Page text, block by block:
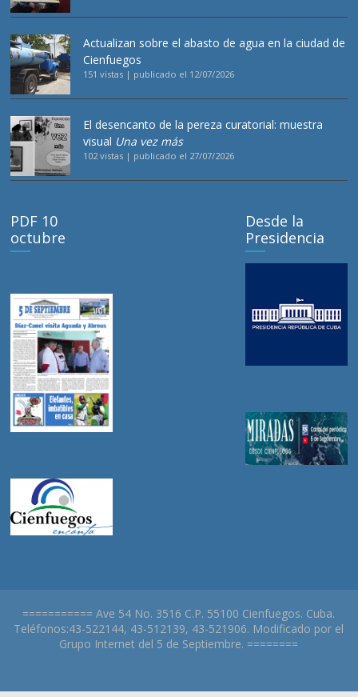
Actualizan sobre el abasto de agua en la ciudad de
Cienfuegos
151 vistas | publicado el 12/07/2026
El desencanto de la pereza curatorial: muestra
visual Una vez más
102 vistas | publicado el 27/07/2026
PDF 10
octubre
Desde la
Presidencia
=========== Ave 54 No. 3516 C.P. 55100 Cienfuegos. Cuba.
Teléfonos:43-522144, 43-512139, 43-521906. Modificado por el
Grupo Internet del 5 de Septiembre. ========